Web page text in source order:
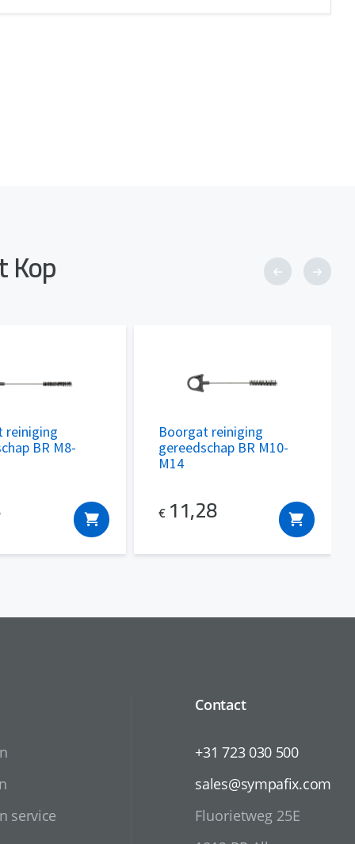
Kop
reiniging
BR M8-
Boorgat reiniging
gereedschap BR M10-
M14
€ 11,28
service
Contact
+31 723 030 500
sales@sympafix.com
Fluorietweg 25E